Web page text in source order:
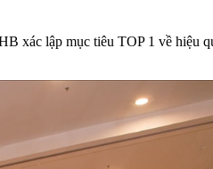
xác lập mục tiêu TOP 1 về hiệu